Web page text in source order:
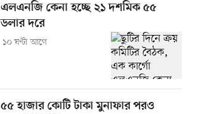
এলএনজি কেনা হচ্ছে ২১ দশমিক ৫৫
ডলার দরে
১০ ঘণ্টা আগে
৫৫ হাজার কোটি টাকা মুনাফার পরও